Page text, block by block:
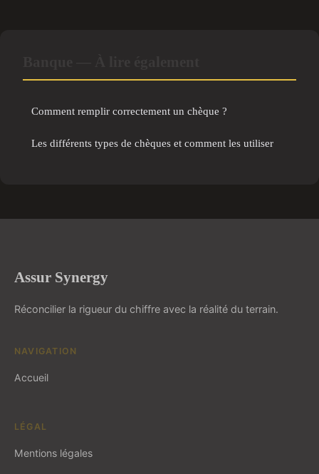
Comment remplir correctement un chèque ?
Les différents types de chèques et comment les utiliser
Assur Synergy
Réconcilier la rigueur du chiffre avec la réalité du terrain.
NAVIGATION
Accueil
LÉGAL
Mentions légales